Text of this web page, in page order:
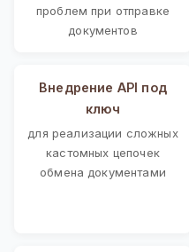
проблем при отправке
документов
Внедрение API под
ключ
для реализации сложных
кастомных цепочек
обмена документами